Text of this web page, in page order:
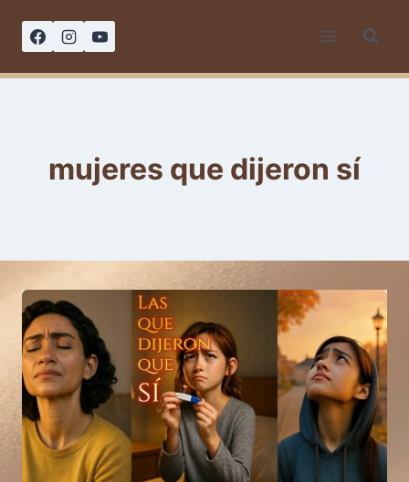
mujeres que dijeron sí